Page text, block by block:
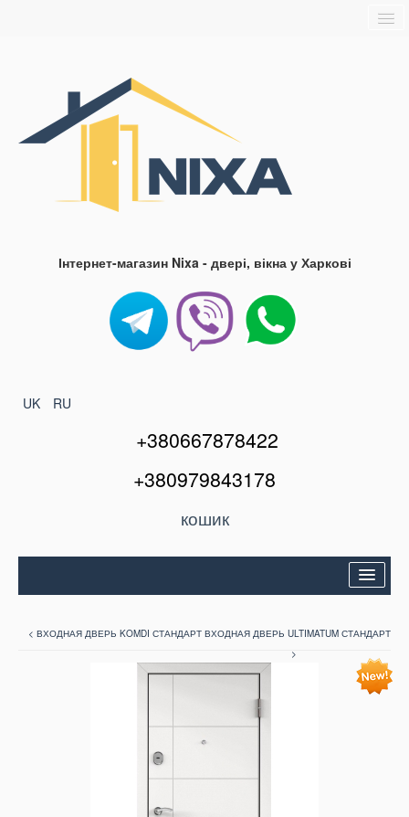
Блог
Інтернет-магазин Nixa - двері, вікна у Харкові
UK RU
+380667878422
+380979843178
кошик
< ВХОДНАЯ ДВЕРЬ KOMDI СТАНДАРТ ВХОДНАЯ ДВЕРЬ ULTIMATUM СТАНДАРТ
>